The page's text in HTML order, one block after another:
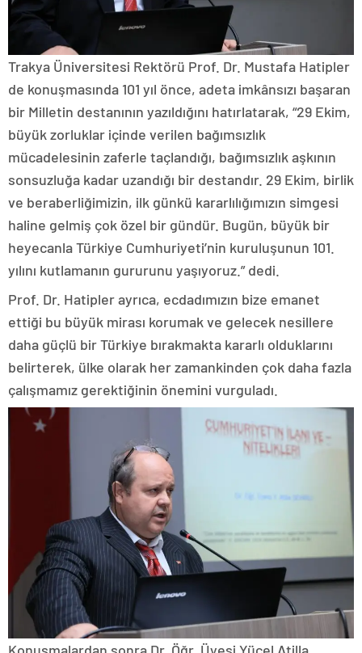
Trakya Üniversitesi Rektörü Prof. Dr. Mustafa Hatipler
de konuşmasında 101 yıl önce, adeta imkânsızı başaran
bir Milletin destanının yazıldığını hatırlatarak, “29 Ekim,
büyük zorluklar içinde verilen bağımsızlık
mücadelesinin zaferle taçlandığı, bağımsızlık aşkının
sonsuzluğa kadar uzandığı bir destandır. 29 Ekim, birlik
ve beraberliğimizin, ilk günkü kararlılığımızın simgesi
haline gelmiş çok özel bir gündür. Bugün, büyük bir
heyecanla Türkiye Cumhuriyeti’nin kuruluşunun 101.
yılını kutlamanın gururunu yaşıyoruz.” dedi.
Prof. Dr. Hatipler ayrıca, ecdadımızın bize emanet
ettiği bu büyük mirası korumak ve gelecek nesillere
daha güçlü bir Türkiye bırakmakta kararlı olduklarını
belirterek, ülke olarak her zamankinden çok daha fazla
çalışmamız gerektiğinin önemini vurguladı.